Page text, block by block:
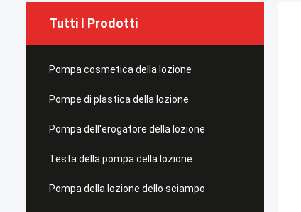
Tutti I Prodotti
Pompa cosmetica della lozione
Pompe di plastica della lozione
Pompa dell'erogatore della lozione
Testa della pompa della lozione
Pompa della lozione dello sciampo